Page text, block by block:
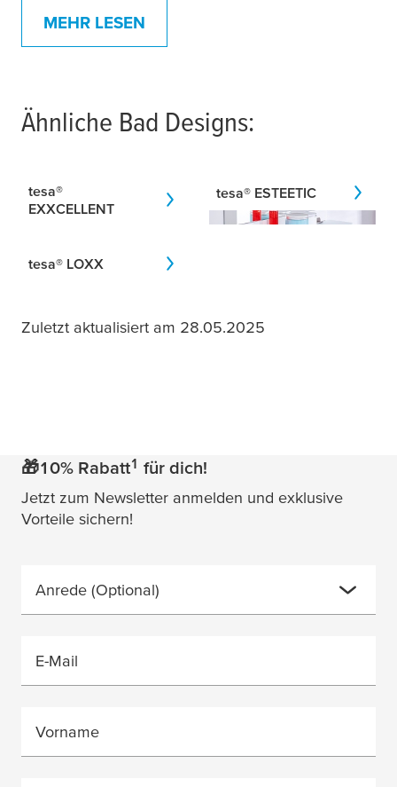
MEHR LESEN
Ähnliche Bad Designs:
tesa®
EXXCELLENT
tesa® ESTEETIC
tesa® LOXX
Zuletzt aktualisiert am 28.05.2025
🎁10% Rabatt1 für dich!
Jetzt zum Newsletter anmelden und exklusive
Vorteile sichern!
Anrede (Optional)
E-Mail
Vorname